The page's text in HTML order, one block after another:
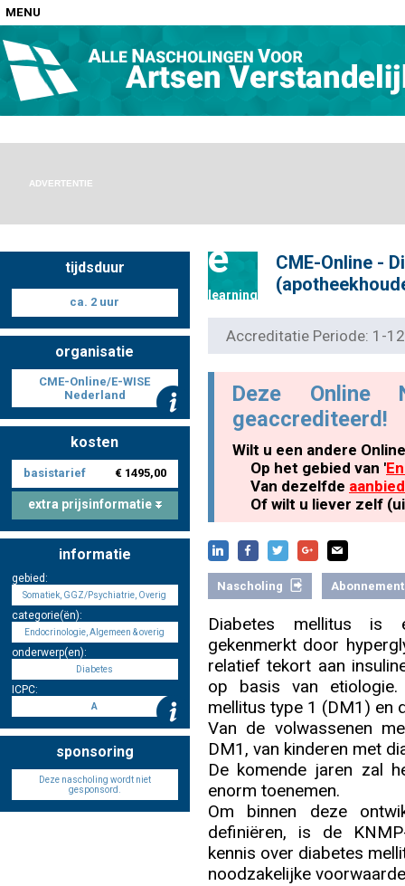
MENU
Home
Nascholingen op locatie (agenda)
Nascholingen online (elearning)
Nascholing aanmelden
Zoek op kaart
Registreren
Inloggen
ADVERTENTIE
tijdsduur
ca. 2 uur
organisatie
CME-Online/E-WISE
Nederland
kosten
basistarief € 1495,00
extra prijsinformatie
informatie
gebied:
Somatiek, GGZ/Psychiatrie, Overig
categorie(ën):
Endocrinologie, Algemeen & overig
onderwerp(en):
Diabetes
ICPC:
A
sponsoring
Deze nascholing wordt niet
gesponsord.
e
learning
CME-Online -
Accreditatie Periode: 1-
Deze Online
geaccrediteerd!
Wilt u een andere
Op het gebied van '
Van dezelfde
Of wilt u liever zelf
Nascholing Abonnement
Diabetes mellitus is
gekenmerkt door
relatief tekort aan
op basis van
mellitus type 1 (DM1) en
Van de volwassenen
DM1, van kinderen met
De komende jaren zal
enorm toenemen.
Om binnen deze
definiëren, is de
kennis over diabetes
noodzakelijke